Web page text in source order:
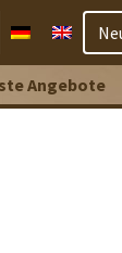
Angebote